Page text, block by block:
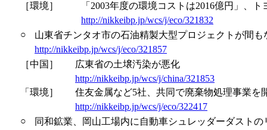
［環境］
「2003年度の環境コストは2016億円」、
http://nikkeibp.jp/wcs/j/eco/321832
○
山東省チンタオ市の石油精製大型プロジェクトが間も
http://nikkeibp.jp/wcs/j/eco/321857
［中国］
広東省の土壌汚染が悪化
http://nikkeibp.jp/wcs/j/china/321853
「環境］
住友金属など5社、共同で廃棄物処理事業を
http://nikkeibp.jp/wcs/j/eco/322417
○
同和鉱業、岡山工場内に自動車シュレッダーダストの